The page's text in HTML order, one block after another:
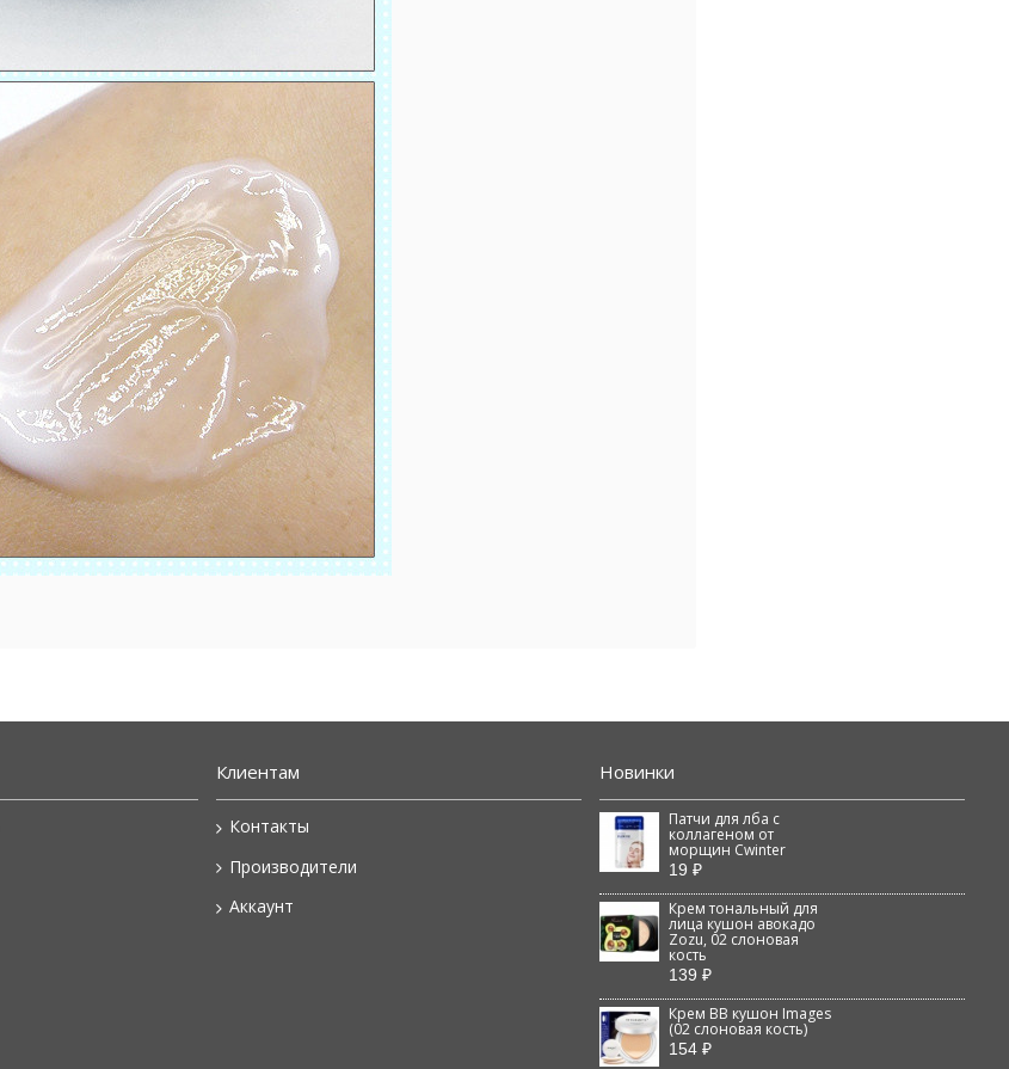
Клиентам
Контакты
Производители
Аккаунт
Новинки
Патчи для лба с
коллагеном от
морщин Cwinter
19 ₽
Крем тональный для
лица кушон авокадо
Zozu, 02 слоновая
кость
139 ₽
Крем BB кушон Images
(02 слоновая кость)
154 ₽